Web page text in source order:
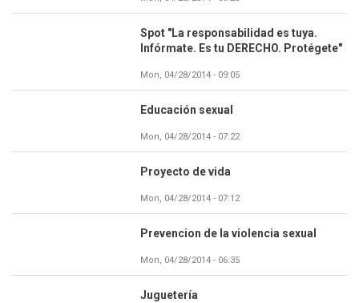
Spot "La responsabilidad es tuya.
Infórmate. Es tu DERECHO. Protégete"
Mon, 04/28/2014 - 09:05
Educación sexual
Mon, 04/28/2014 - 07:22
Proyecto de vida
Mon, 04/28/2014 - 07:12
Prevencion de la violencia sexual
Mon, 04/28/2014 - 06:35
Juguetería